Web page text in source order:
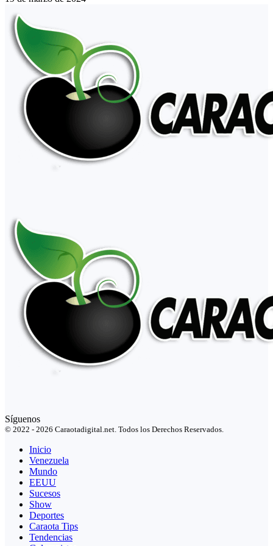
Síguenos
© 2022 - 2026 Caraotadigital.net. Todos los Derechos Reservados.
Inicio
Venezuela
Mundo
EEUU
Sucesos
Show
Deportes
Caraota Tips
Tendencias